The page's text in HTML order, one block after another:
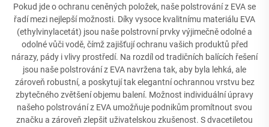
Pokud jde o ochranu ceněných položek, naše polstrování z EVA se
řadí mezi nejlepší možnosti. Díky vysoce kvalitnímu materiálu EVA
(ethylvinylacetát) jsou naše polstrovní prvky výjimečně odolné a
odolné vůči vodě, čímž zajišťují ochranu vašich produktů před
nárazy, pády i vlivy prostředí. Na rozdíl od tradičních balících řešení
jsou naše polstrování z EVA navržena tak, aby byla lehká, ale
zároveň robustní, a poskytují tak elegantní ochrannou vrstvu bez
zbytečného zvětšení objemu balení. Možnost individuální úpravy
našeho polstrování z EVA umožňuje podnikům promítnout svou
značku a zároveň zlepšit uživatelskou zkušenost. S dvacetiletou